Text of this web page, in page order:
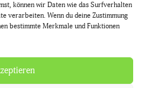
können wir Daten wie das Surfverhalten
verarbeiten. Wenn du deine Zustimmung
bestimmte Merkmale und Funktionen